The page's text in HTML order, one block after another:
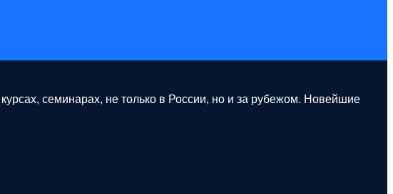
семинарах, не только в России, но и за рубежом. Новейшие